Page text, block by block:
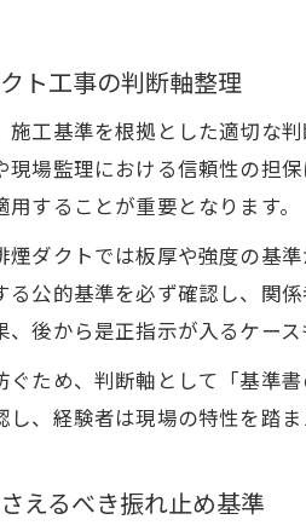
ト工事の判断軸整理
施工基準を根拠とした適切な
現場監理における信頼性の担
することが重要となります。
ダクトでは板厚や強度の基
る公的基準を必ず確認し、関
後から是正指示が入るケース
ぐため、判断軸として「基準
、経験者は現場の特性を踏
えるべき振れ止め基準